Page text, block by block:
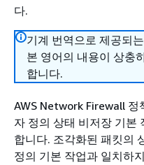
다.
기계 번역으로 제공되
본 영어의 내용이 상충
합니다.
AWS Network Firewall 정
자 정의 상태 비저장 기본
합니다. 조각화된 패킷의
정의 기본 작업과 일치하